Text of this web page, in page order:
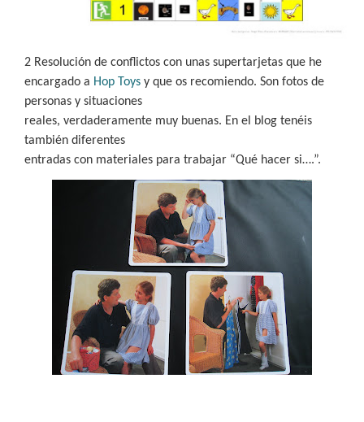
2 Resolución de conflictos con unas supertarjetas que he
encargado a Hop Toys y que os recomiendo. Son fotos de
personas y situaciones
reales, verdaderamente muy buenas. En el blog tenéis
también diferentes
entradas con materiales para trabajar “Qué hacer si….”.